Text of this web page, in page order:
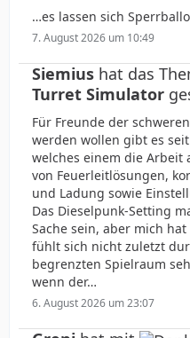
…es lassen sich
7. August 2026 um 10:49
Siemius hat das
Turret Simulator
Für Freunde der
werden wollen gibt es
welches einem die Arbeit
von Feuerleitlösungen,
und Ladung sowie
Das Dieselpunk-Setting
Sache sein, aber mich
fühlt sich nicht zuletzt
begrenzten Spielraum
wenn der…
6. August 2026 um 23:07